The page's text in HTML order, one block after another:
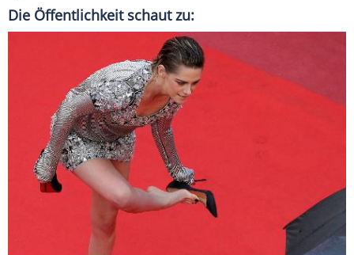
Die Öffentlichkeit schaut zu: